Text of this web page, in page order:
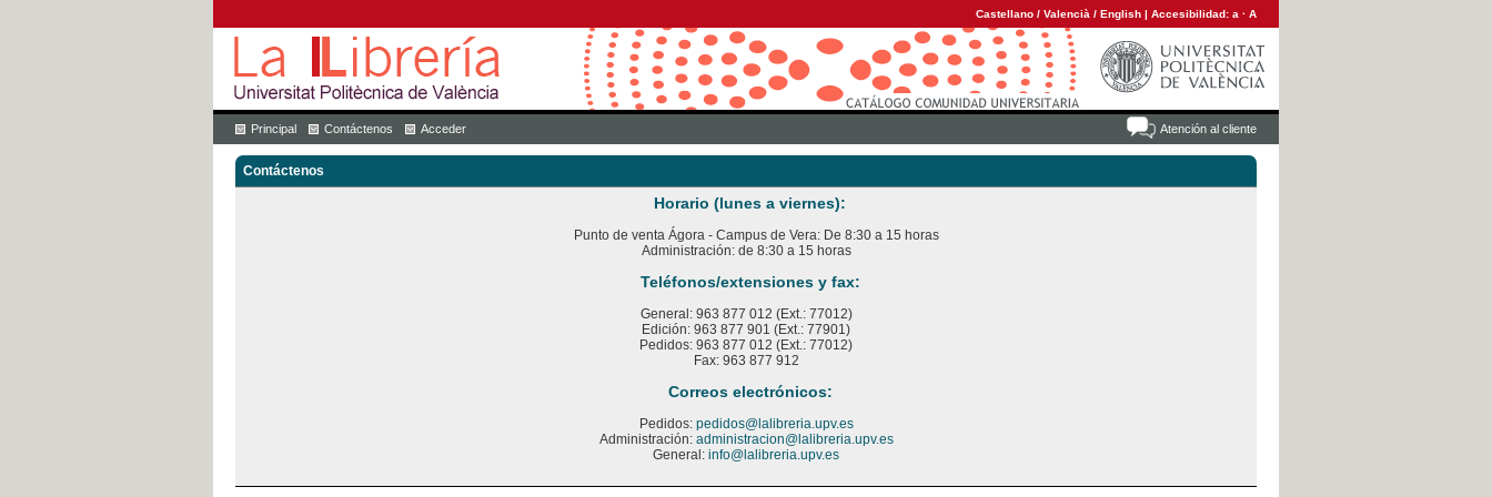
Castellano / Valencià / English | Accesibilidad: a · A
Atención al cliente
Principal Contáctenos Acceder
Contáctenos
Horario (lunes a viernes):
Punto de venta Ágora - Campus de Vera: De 8:30 a 15 horas
Administración: de 8:30 a 15 horas
Teléfonos/extensiones y fax:
General: 963 877 012 (Ext.: 77012)
Edición: 963 877 901 (Ext.: 77901)
Pedidos: 963 877 012 (Ext.: 77012)
Fax: 963 877 912
Correos electrónicos:
Pedidos: pedidos@lalibreria.upv.es
Administración: administracion@lalibreria.upv.es
General: info@lalibreria.upv.es